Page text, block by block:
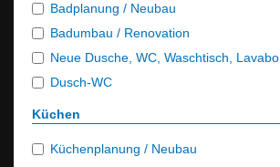
Badplanung / Neubau
Badumbau / Renovation
Neue Dusche, WC, Waschtisch, Lavabo
Dusch-WC
Küchen
Küchenplanung / Neubau